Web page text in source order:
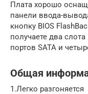
Плата хорошо
панели ввода-
кнопку BIOS
получаете два
портов SATA и
Общая
1.Легко разгоняется